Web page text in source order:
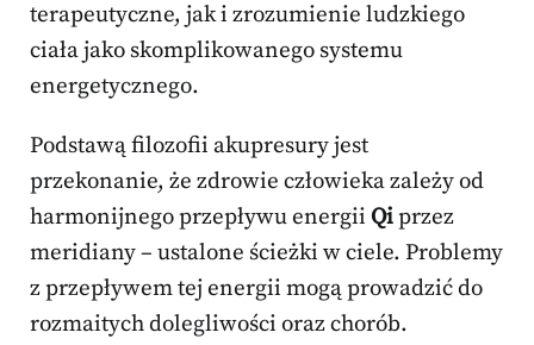
terapeutyczne, jak i zrozumienie ludzkiego
ciała jako skomplikowanego systemu
energetycznego.
Podstawą filozofii akupresury jest
przekonanie, że zdrowie człowieka zależy od
harmonijnego przepływu energii Qiprzez
meridiany – ustalone ścieżki w ciele. Problemy
z przepływem tej energii mogą prowadzić do
rozmaitych dolegliwości oraz chorób.